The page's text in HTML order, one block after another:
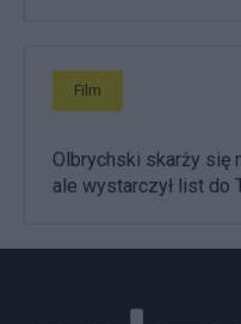
Film
Olbrychski skarży się
ale wystarczył list do